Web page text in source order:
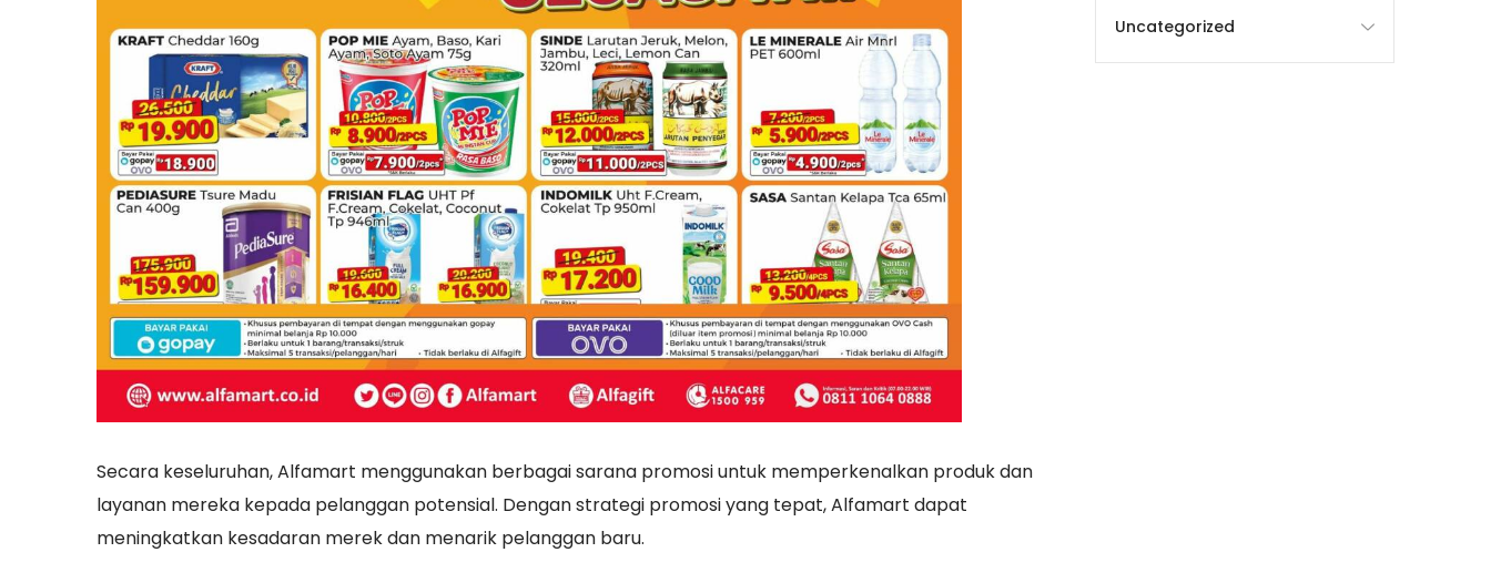
Secara keseluruhan, Alfamart menggunakan berbagai sarana promosi untuk memperkenalkan produk dan
layanan mereka kepada pelanggan potensial. Dengan strategi promosi yang tepat, Alfamart dapat
meningkatkan kesadaran merek dan menarik pelanggan baru.
Uncategorized